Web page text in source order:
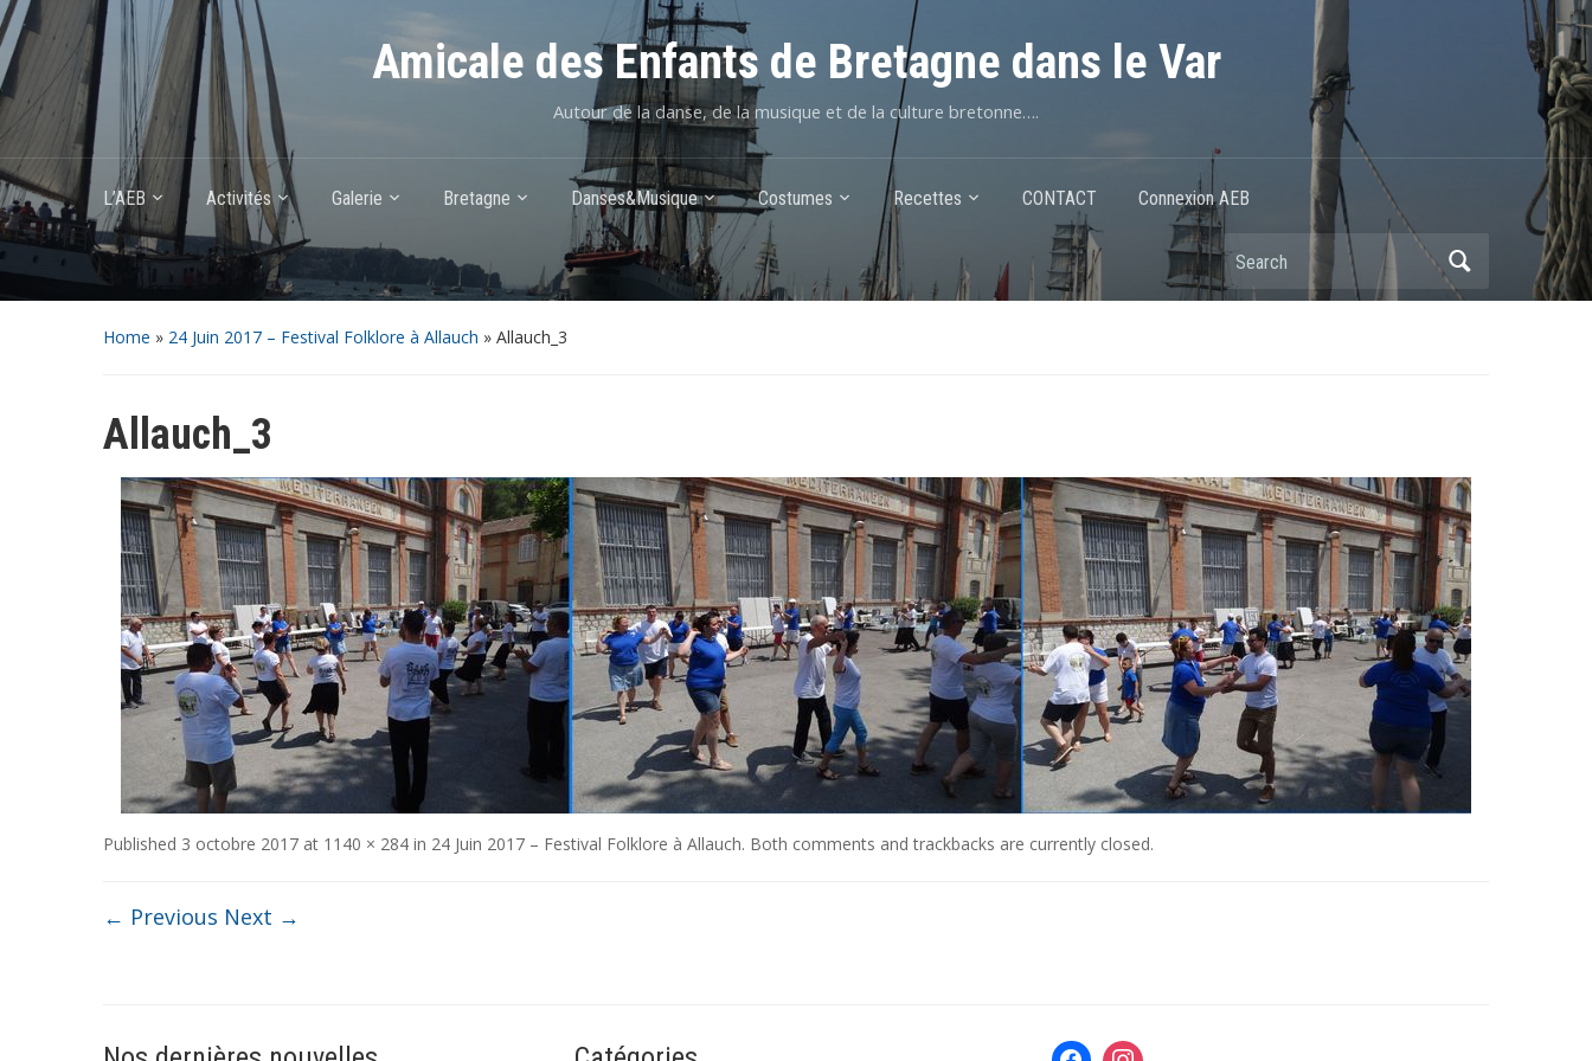
Amicale des Enfants de Bretagne dans le Var
Autour de la danse, de la musique et de la culture bretonne….
L’AEB Activités Galerie Bretagne Danses&Musique Costumes Recettes CONTACT Connexion AEB
Home » 24 Juin 2017 – Festival Folklore à Allauch » Allauch_3
Allauch_3
Published 3 octobre 2017 at 1140 × 284 in 24 Juin 2017 – Festival Folklore à Allauch. Both comments and trackbacks are currently closed.
← Previous Next →